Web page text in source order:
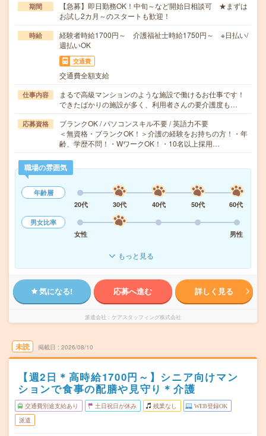
期間
【急募】即日勤務OK！中旬～など開始日相談可 ★まずは
お試し2カ月～のスタートも歓迎！
時給
経験者時給1700円～ 介護福祉士時給1750円～ ※日払い/
週払いOK
交通費
交通費全額支給
仕事内容
まるで高級マンションのような施設で働けるお仕事です！
できたばかりの施設が多く、利用者さんの要介護度も…
応募資格
ブランクOK / パソコンスキル不要 / 英語力不要
＜無資格・ブランクOK！＞介護の経験をお持ちの方！・年
齢、学歴不問！・WワークOK！・10名以上採用…
職場の雰囲気
年齢層
20代
30代 40代 50代
60代
男女比率
女性
男性
もっと見る
気になる! 応募へ進む 詳しく見る
派遣会社 ケアスタッフィング株式会社
未読 掲載日 2026/08/10
【週2日＊高時給1700円～】シニア向けマン
ションで食事の配膳や見守り＊介護
交通費別途支給あり 土日祝日が休み 残業なし WEB登録OK
派遣